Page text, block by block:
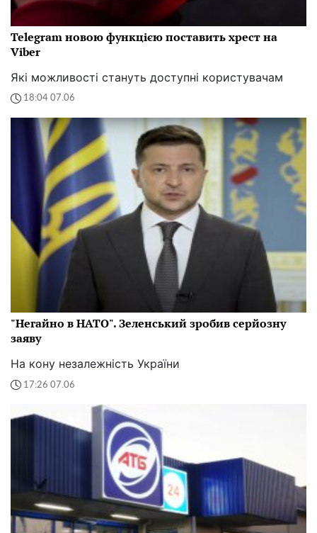
Telegram новою функцією поставить хрест на
Viber
Які можливості стануть доступні користувачам
18:04 07.06
"Негайно в НАТО". Зеленський зробив серйозну
заяву
На кону незалежність України
17:26 07.06